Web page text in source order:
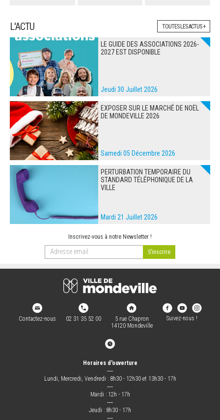
L'ACTU TOUTES LES ACTUS +
LE GUIDE DES ASSOCIATIONS 2026-
2027 EST DISPONIBLE
Jeudi 30 Juillet 2026
EXPOSER SUR LE MARCHÉ DE NOËL
DE MONDEVILLE 2026
Samedi 05 Décembre 2026
PERTURBATION TEMPORAIRE DU
STANDARD TÉLÉPHONIQUE DE LA
VILLE
Mardi 21 Juillet 2026
Inscrivez-vous à notre Newsletter !
Contactez-nous 02 31 35 52 00
5 rue Chapron
14120 Mondeville
Suivez-nous !
Horaires d'ouverture
―
Lundi, Mercredi, Vendredi : 8h30 - 12h30 et 13h30 - 17h
―
Mardi : 12h - 17h
―
Jeudi : 8h30 - 17h
―